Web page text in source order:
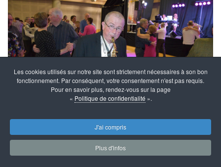
Ambiance chaleureuse pour le thé dansant ce dimanche
Les cookies utilisés sur notre site sont strictement nécessaires à son bon
fonctionnement. Par conséquent, votre consentement n'est pas requis.
Pour en savoir plus, rendez-vous sur la page
« Politique de confidentialité ».
J'ai compris
Plus d'infos